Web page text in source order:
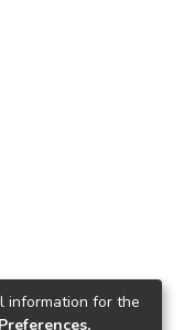
information for the